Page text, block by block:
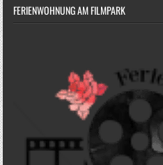
FERIENWOHNUNG AM FILMPARK